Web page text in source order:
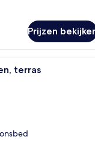
Prijzen
moderne kamer met
terras